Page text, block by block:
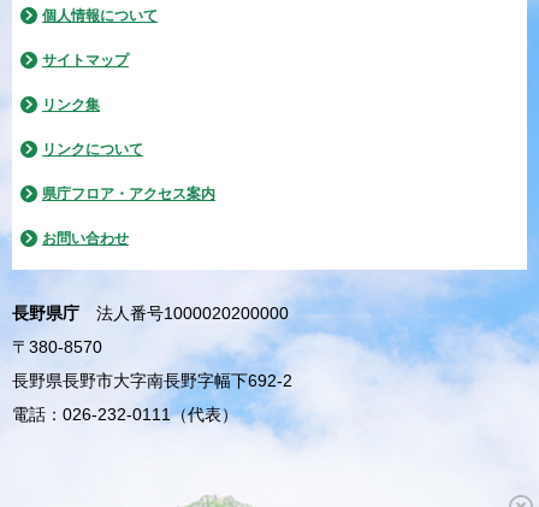
個人情報について
サイトマップ
リンク集
リンクについて
県庁フロア・アクセス案内
お問い合わせ
長野県庁
法人番号1000020200000
〒380-8570
長野県長野市大字南長野字幅下692-2
電話：026-232-0111（代表）